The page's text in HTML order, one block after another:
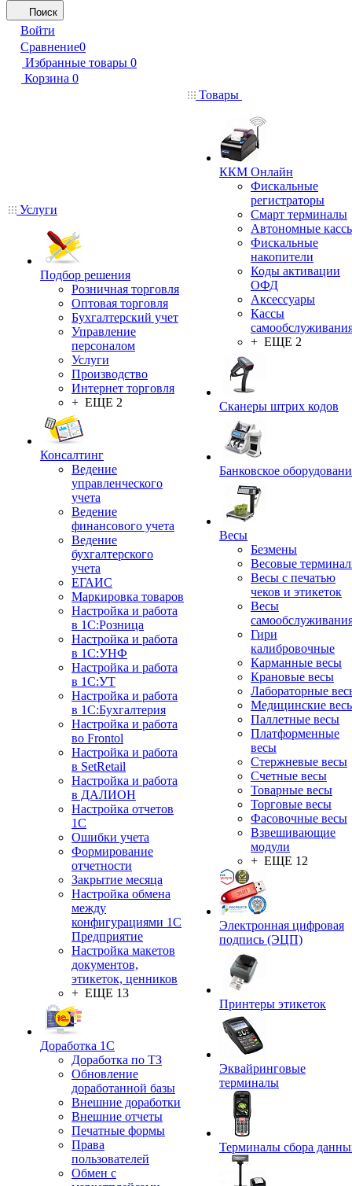
Поиск
Войти
Сравнение0
Избранные товары 0
Корзина 0
Услуги
Подбор решения
Розничная торговля
Оптовая торговля
Бухгалтерский учет
Управление
персоналом
Услуги
Производство
Интернет торговля
+ ЕЩЕ 2
Консалтинг
Ведение
управленческого
учета
Ведение
финансового учета
Ведение
бухгалтерского
учета
ЕГАИС
Маркировка товаров
Настройка и работа
в 1С:Розница
Настройка и работа
в 1С:УНФ
Настройка и работа
в 1С:УТ
Настройка и работа
в 1С:Бухгалтерия
Настройка и работа
во Frontol
Настройка и работа
в SetRetail
Настройка и работа
в ДАЛИОН
Настройка отчетов
1С
Ошибки учета
Формирование
отчетности
Закрытие месяца
Настройка обмена
между
конфигурациями 1С
Предприятие
Настройка макетов
документов,
этикеток, ценников
+ ЕЩЕ 13
Доработка 1С
Доработка по ТЗ
Обновление
доработанной базы
Внешние доработки
Внешние отчеты
Печатные формы
Права
пользователей
Обмен с
Товары
ККМ Онлайн
Фискальные
регистраторы
Смарт терминалы
Автономные
Фискальные
накопители
Коды активации
ОФД
Аксессуары
Кассы
+ ЕЩЕ 2
Сканеры штрих кодов
Банковское
Весы
Безмены
Весовые
Весы с печатью
чеков и этикеток
Весы
Гири
калибровочные
Карманные весы
Крановые весы
Лабораторные
Медицинские
Паллетные весы
Платформенные
весы
Стержневые весы
Счетные весы
Товарные весы
Торговые весы
Фасовочные весы
Взвешивающие
модули
+ ЕЩЕ 12
Электронная цифровая
подпись (ЭЦП)
Принтеры этикеток
Эквайринговые
терминалы
Терминалы сбора